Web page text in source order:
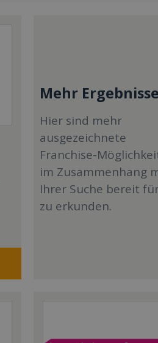
Mehr
Hier sind mehr
ausgezeichnete
Franchise-
im Zusammenhang
Ihrer Suche bereit
zu erkunden.